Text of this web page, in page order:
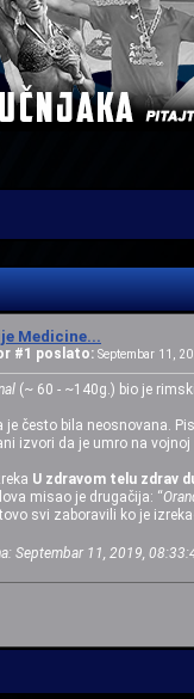
Medicine...
#1 poslato: Septembar 11,
(~ 60 - ~140g.) bio je
je često bila neosnovana.
izvori da je umro na
U zdravom telu zdrav
misao je drugačija: “
svi zaboravili ko je
Septembar 11, 2019,